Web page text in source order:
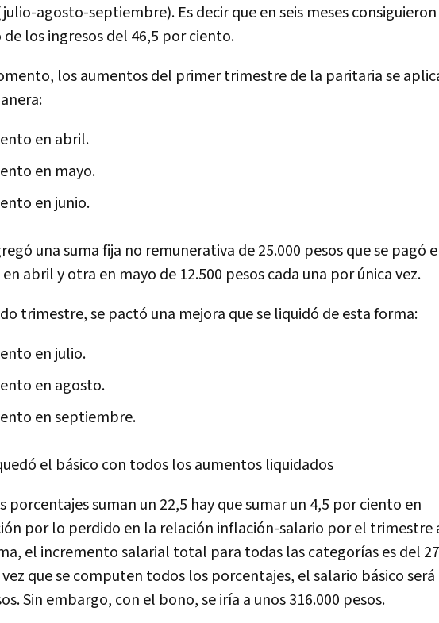
agosto-septiembre). Es decir que en seis meses consiguieron
los ingresos del 46,5 por ciento.
los aumentos del primer trimestre de la paritaria se
en abril.
en mayo.
en junio.
una suma fija no remunerativa de 25.000 pesos que se pagó
abril y otra en mayo de 12.500 pesos cada una por única vez.
trimestre, se pactó una mejora que se liquidó de esta forma:
en julio.
en agosto.
en septiembre.
el básico con todos los aumentos liquidados
porcentajes suman un 22,5 hay que sumar un 4,5 por ciento en
por lo perdido en la relación inflación-salario por el trimestre
el incremento salarial total para todas las categorías es del
que se computen todos los porcentajes, el salario básico será
Sin embargo, con el bono, se iría a unos 316.000 pesos.